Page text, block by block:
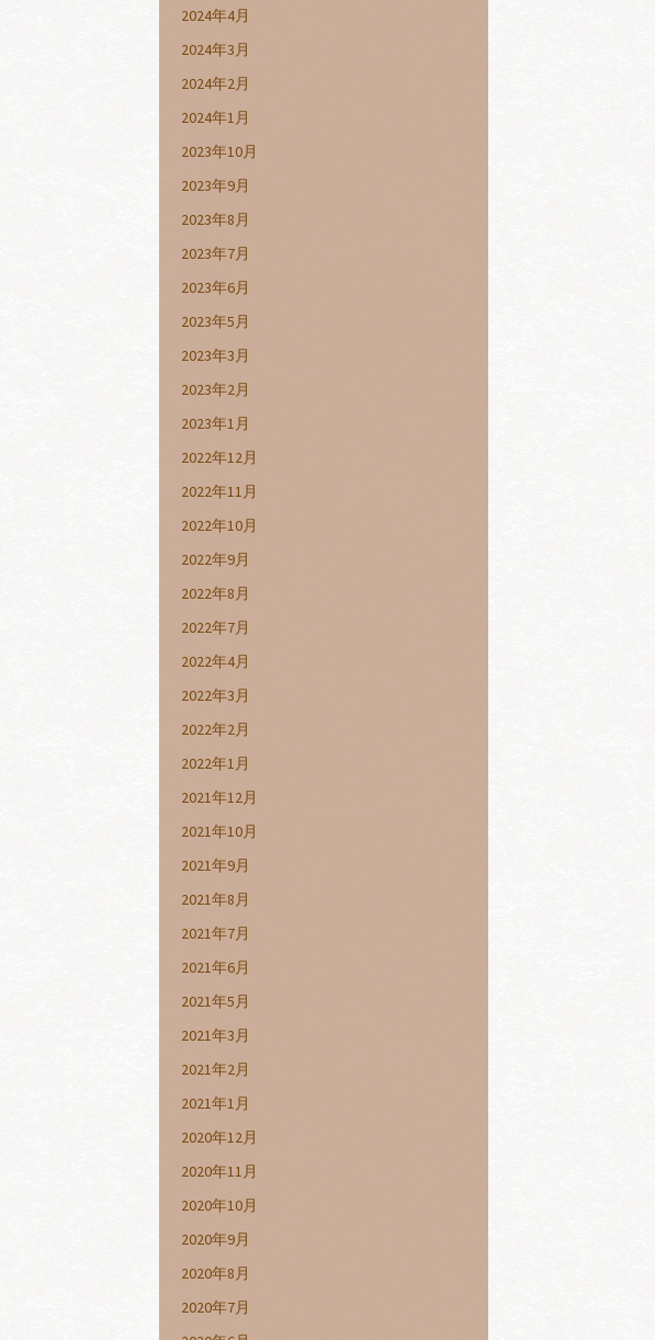
2024年4月
2024年3月
2024年2月
2024年1月
2023年10月
2023年9月
2023年8月
2023年7月
2023年6月
2023年5月
2023年3月
2023年2月
2023年1月
2022年12月
2022年11月
2022年10月
2022年9月
2022年8月
2022年7月
2022年4月
2022年3月
2022年2月
2022年1月
2021年12月
2021年10月
2021年9月
2021年8月
2021年7月
2021年6月
2021年5月
2021年3月
2021年2月
2021年1月
2020年12月
2020年11月
2020年10月
2020年9月
2020年8月
2020年7月